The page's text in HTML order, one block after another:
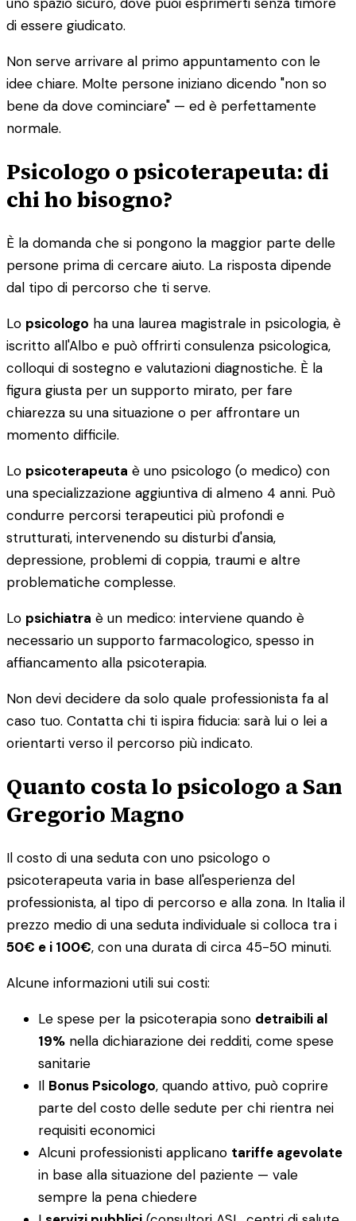
di essere giudicato.
Non serve arrivare al primo appuntamento con le
idee chiare. Molte persone iniziano dicendo "non so
bene da dove cominciare" — ed è perfettamente
normale.
Psicologo o psicoterapeuta: di
chi ho bisogno?
È la domanda che si pongono la maggior parte delle
persone prima di cercare aiuto. La risposta dipende
dal tipo di percorso che ti serve.
Lo psicologo ha una laurea magistrale in psicologia, è
iscritto all'Albo e può offrirti consulenza psicologica,
colloqui di sostegno e valutazioni diagnostiche. È la
figura giusta per un supporto mirato, per fare
chiarezza su una situazione o per affrontare un
momento difficile.
Lo psicoterapeuta è uno psicologo (o medico) con
una specializzazione aggiuntiva di almeno 4 anni. Può
condurre percorsi terapeutici più profondi e
strutturati, intervenendo su disturbi d'ansia,
depressione, problemi di coppia, traumi e altre
problematiche complesse.
Lo psichiatra è un medico: interviene quando è
necessario un supporto farmacologico, spesso in
affiancamento alla psicoterapia.
Non devi decidere da solo quale professionista fa al
caso tuo. Contatta chi ti ispira fiducia: sarà lui o lei a
orientarti verso il percorso più indicato.
Quanto costa lo psicologo a San
Gregorio Magno
Il costo di una seduta con uno psicologo o
psicoterapeuta varia in base all'esperienza del
professionista, al tipo di percorso e alla zona. In Italia il
prezzo medio di una seduta individuale si colloca tra i
50€ e i 100€, con una durata di circa 45-50 minuti.
Alcune informazioni utili sui costi:
Le spese per la psicoterapia sono detraibili al
19% nella dichiarazione dei redditi, come spese
sanitarie
Il Bonus Psicologo, quando attivo, può coprire
parte del costo delle sedute per chi rientra nei
requisiti economici
Alcuni professionisti applicano tariffe agevolate
in base alla situazione del paziente — vale
sempre la pena chiedere